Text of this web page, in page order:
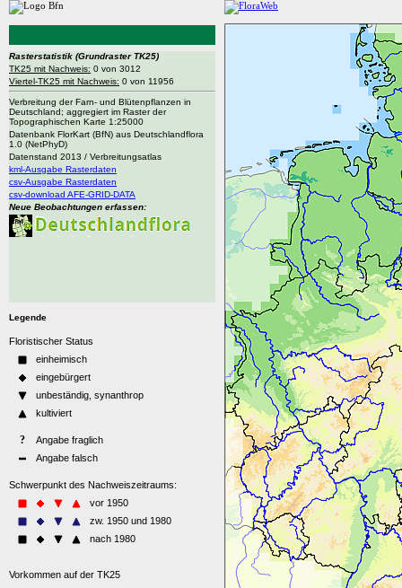
Rasterstatistik (Grundraster TK25)
TK25 mit Nachweis: 0 von 3012
Viertel-TK25 mit Nachweis: 0 von 11956
Verbreitung der Farn- und Blütenpflanzen in
Deutschland; aggregiert im Raster der
Topographischen Karte 1:25000
Datenbank FlorKart (BfN) aus Deutschlandflora
1.0 (NetPhyD)
Datenstand 2013 / Verbreitungsatlas
kml-Ausgabe Rasterdaten
csv-Ausgabe Rasterdaten
csv-download AFE-GRID-DATA
Neue Beobachtungen erfassen:
Legende